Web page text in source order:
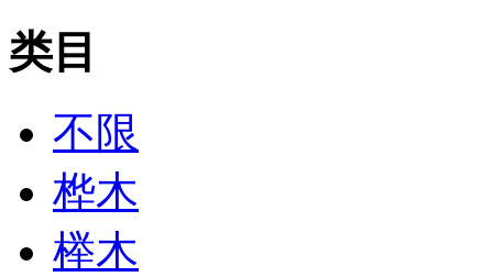
类目
不限
桦木
榉木